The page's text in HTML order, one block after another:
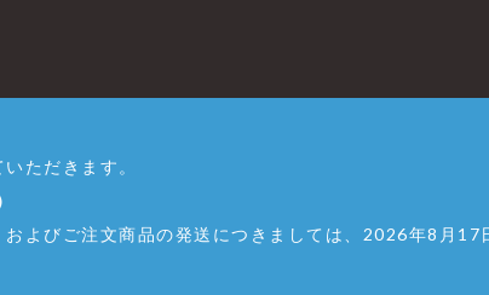
All Right Reserved.
号
ただきます。
よびご注文商品の発送につきましては、2026年8月